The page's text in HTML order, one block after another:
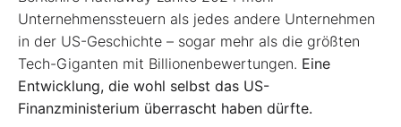
Unternehmenssteuern als jedes andere Unternehmen
in der US-Geschichte – sogar mehr als die größten
Tech-Giganten mit Billionenbewertungen. Eine
Entwicklung, die wohl selbst das US-
Finanzministerium überrascht haben dürfte.